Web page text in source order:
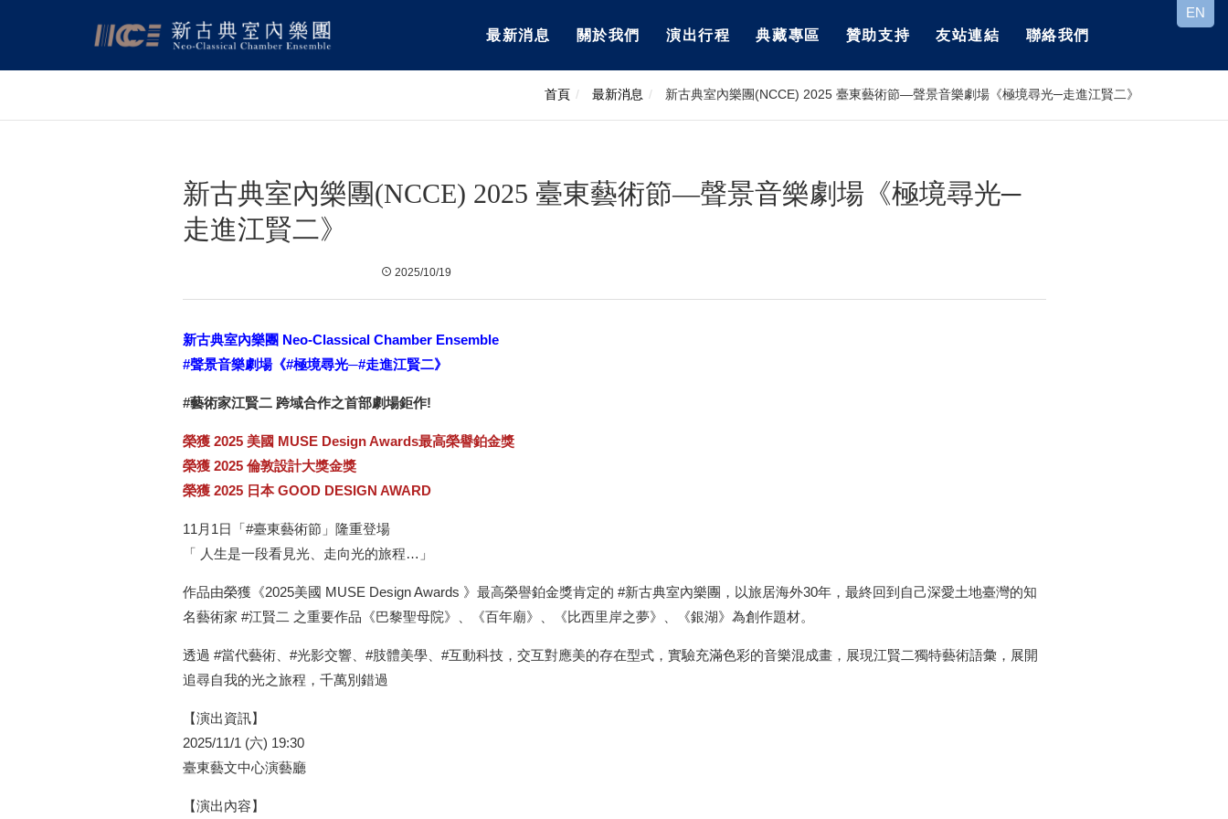
EN
最新消息
關於我們 演出行程 典藏專區 贊助支持 友站連結 聯絡我們
首頁 最新消息 新古典室內樂團(NCCE) 2025 臺東藝術節—聲景音樂劇場《極境尋光─走進江賢二》
新古典室內樂團(NCCE) 2025 臺東藝術節—聲景音樂劇場《極境尋光─
走進江賢二》
2025/10/19
新古典室內樂團 Neo-Classical Chamber Ensemble
#聲景音樂劇場《#極境尋光─#走進江賢二》
#藝術家江賢二 跨域合作之首部劇場鉅作!
榮獲 2025 美國 MUSE Design Awards最高榮譽鉑金獎
榮獲 2025 倫敦設計大獎金獎
榮獲 2025 日本 GOOD DESIGN AWARD
11月1日「#臺東藝術節」隆重登場
「 人生是一段看見光、走向光的旅程…」
作品由榮獲《2025美國 MUSE Design Awards 》最高榮譽鉑金獎肯定的 #新古典室內樂團，以旅居海外30年，最終回到自己深愛土地臺灣的知
名藝術家 #江賢二 之重要作品《巴黎聖母院》、《百年廟》、《比西里岸之夢》、《銀湖》為創作題材。
透過 #當代藝術、#光影交響、#肢體美學、#互動科技，交互對應美的存在型式，實驗充滿色彩的音樂混成畫，展現江賢二獨特藝術語彙，展開
追尋自我的光之旅程，千萬別錯過
【演出資訊】
2025/11/1 (六) 19:30
臺東藝文中心演藝廳
【演出內容】